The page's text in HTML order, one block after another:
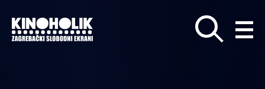
glavni
sadržaj